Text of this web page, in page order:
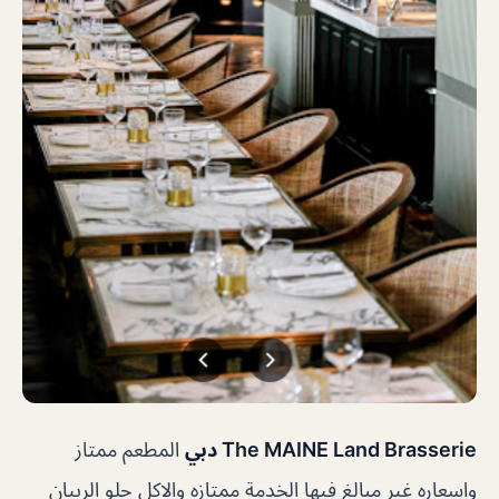
The MAINE Land Brasserie دبي
المطعم ممتاز
واسعاره غير مبالغ فيها الخدمة ممتازه والاكل حلو الربيان